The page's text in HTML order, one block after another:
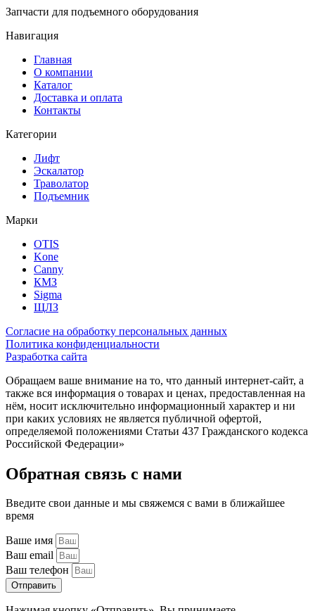
Запчасти для подъемного оборудования
Навигация
Главная
О компании
Каталог
Доставка и оплата
Контакты
Категории
Лифт
Эскалатор
Траволатор
Подъемник
Марки
OTIS
Kone
Canny
КМЗ
Sigma
ЩЛЗ
Согласие на обработку персональных данных
Политика конфиденциальности
Разработка сайта
Обращаем ваше внимание на то, что данный интернет-сайт, а
также вся информация о товарах и ценах, предоставленная на
нём, носит исключительно информационный характер и ни
при каких условиях не является публичной офертой,
определяемой положениями Статьи 437 Гражданского кодекса
Российской Федерации»
Обратная связь с нами
Введите свои данные и мы свяжемся с вами в ближайшее
время
Ваше имя
Ваш email
Ваш телефон
Отправить